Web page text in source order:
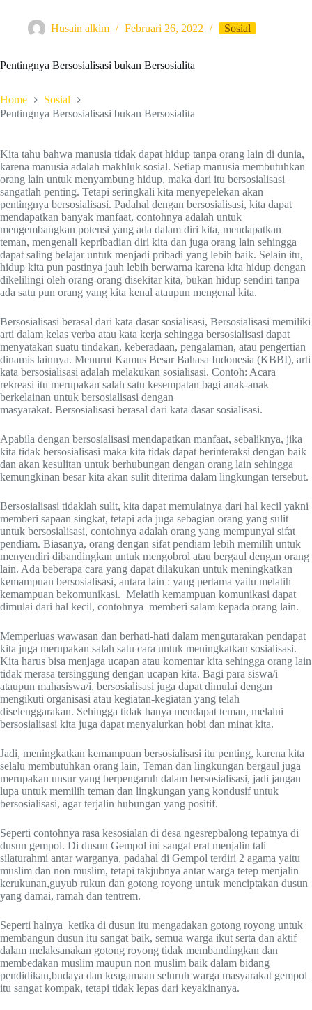
Husain alkim Februari 26, 2022 Sosial
Pentingnya Bersosialisasi bukan Bersosialita
Home
Sosial
Pentingnya Bersosialisasi bukan Bersosialita
Kita tahu bahwa manusia tidak dapat hidup tanpa orang lain di dunia,
karena manusia adalah makhluk sosial. Setiap manusia membutuhkan
orang lain untuk menyambung hidup, maka dari itu bersosialisasi
sangatlah penting. Tetapi seringkali kita menyepelekan akan
pentingnya bersosialisasi. Padahal dengan bersosialisasi, kita dapat
mendapatkan banyak manfaat, contohnya adalah untuk
mengembangkan potensi yang ada dalam diri kita, mendapatkan
teman, mengenali kepribadian diri kita dan juga orang lain sehingga
dapat saling belajar untuk menjadi pribadi yang lebih baik. Selain itu,
hidup kita pun pastinya jauh lebih berwarna karena kita hidup dengan
dikelilingi oleh orang-orang disekitar kita, bukan hidup sendiri tanpa
ada satu pun orang yang kita kenal ataupun mengenal kita.
Bersosialisasi berasal dari kata dasar sosialisasi, Bersosialisasi memiliki
arti dalam kelas verba atau kata kerja sehingga bersosialisasi dapat
menyatakan suatu tindakan, keberadaan, pengalaman, atau pengertian
dinamis lainnya. Menurut Kamus Besar Bahasa Indonesia (KBBI), arti
kata bersosialisasi adalah melakukan sosialisasi. Contoh: Acara
rekreasi itu merupakan salah satu kesempatan bagi anak-anak
berkelainan untuk bersosialisasi dengan
masyarakat. Bersosialisasi berasal dari kata dasar sosialisasi.
Apabila dengan bersosialisasi mendapatkan manfaat, sebaliknya, jika
kita tidak bersosialisasi maka kita tidak dapat berinteraksi dengan baik
dan akan kesulitan untuk berhubungan dengan orang lain sehingga
kemungkinan besar kita akan sulit diterima dalam lingkungan tersebut.
Bersosialisasi tidaklah sulit, kita dapat memulainya dari hal kecil yakni
memberi sapaan singkat, tetapi ada juga sebagian orang yang sulit
untuk bersosialisasi, contohnya adalah orang yang mempunyai sifat
pendiam. Biasanya, orang dengan sifat pendiam lebih memilih untuk
menyendiri dibandingkan untuk mengobrol atau bergaul dengan orang
lain. Ada beberapa cara yang dapat dilakukan untuk meningkatkan
kemampuan bersosialisasi, antara lain : yang pertama yaitu melatih
kemampuan bekomunikasi. Melatih kemampuan komunikasi dapat
dimulai dari hal kecil, contohnya memberi salam kepada orang lain.
Memperluas wawasan dan berhati-hati dalam mengutarakan pendapat
kita juga merupakan salah satu cara untuk meningkatkan sosialisasi.
Kita harus bisa menjaga ucapan atau komentar kita sehingga orang lain
tidak merasa tersinggung dengan ucapan kita. Bagi para siswa/i
ataupun mahasiswa/i, bersosialisasi juga dapat dimulai dengan
mengikuti organisasi atau kegiatan-kegiatan yang telah
diselenggarakan. Sehingga tidak hanya mendapat teman, melalui
bersosialisasi kita juga dapat menyalurkan hobi dan minat kita.
Jadi, meningkatkan kemampuan bersosialisasi itu penting, karena kita
selalu membutuhkan orang lain, Teman dan lingkungan bergaul juga
merupakan unsur yang berpengaruh dalam bersosialisasi, jadi jangan
lupa untuk memilih teman dan lingkungan yang kondusif untuk
bersosialisasi, agar terjalin hubungan yang positif.
Seperti contohnya rasa kesosialan di desa ngesrepbalong tepatnya di
dusun gempol. Di dusun Gempol ini sangat erat menjalin tali
silaturahmi antar warganya, padahal di Gempol terdiri 2 agama yaitu
muslim dan non muslim, tetapi takjubnya antar warga tetep menjalin
kerukunan,guyub rukun dan gotong royong untuk menciptakan dusun
yang damai, ramah dan tentrem.
Seperti halnya ketika di dusun itu mengadakan gotong royong untuk
membangun dusun itu sangat baik, semua warga ikut serta dan aktif
dalam melaksanakan gotong royong tidak membandingkan dan
membedakan muslim maupun non muslim baik dalam bidang
pendidikan,budaya dan keagamaan seluruh warga masyarakat gempol
itu sangat kompak, tetapi tidak lepas dari keyakinanya.